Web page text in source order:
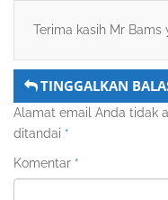
Terima kasih Mr Bams
TINGGALKAN
Alamat email Anda tidak
ditandai *
Komentar *